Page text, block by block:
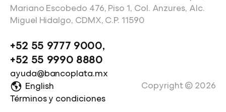
+52 55 9777 9000,
+52 55 9990 8880
ayuda@bancoplata.mx
Mariano Escobedo 476, Piso 1, Col. Anzures, Alc.
Miguel Hidalgo, CDMX, C.P. 11590
English Copyright © 2026
Términos y condiciones